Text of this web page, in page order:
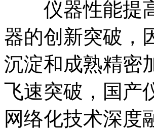
仪器性能提高
器的创新突破，
沉淀和成熟精密
飞速突破，国产
网络化技术深度